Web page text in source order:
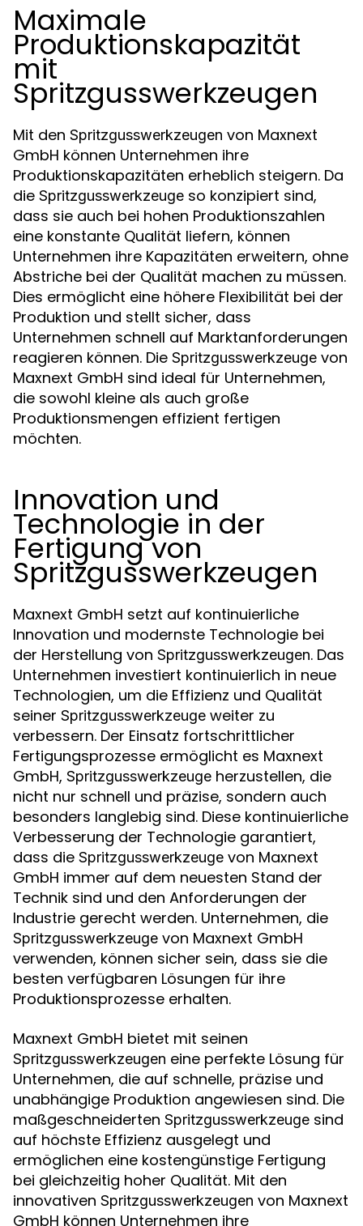
Maximale
Produktionskapazität
mit
Spritzgusswerkzeugen
Mit den Spritzgusswerkzeugen von Maxnext
GmbH können Unternehmen ihre
Produktionskapazitäten erheblich steigern. Da
die Spritzgusswerkzeuge so konzipiert sind,
dass sie auch bei hohen Produktionszahlen
eine konstante Qualität liefern, können
Unternehmen ihre Kapazitäten erweitern, ohne
Abstriche bei der Qualität machen zu müssen.
Dies ermöglicht eine höhere Flexibilität bei der
Produktion und stellt sicher, dass
Unternehmen schnell auf Marktanforderungen
reagieren können. Die Spritzgusswerkzeuge von
Maxnext GmbH sind ideal für Unternehmen,
die sowohl kleine als auch große
Produktionsmengen effizient fertigen
möchten.
Innovation und
Technologie in der
Fertigung von
Spritzgusswerkzeugen
Maxnext GmbH setzt auf kontinuierliche
Innovation und modernste Technologie bei
der Herstellung von Spritzgusswerkzeugen. Das
Unternehmen investiert kontinuierlich in neue
Technologien, um die Effizienz und Qualität
seiner Spritzgusswerkzeuge weiter zu
verbessern. Der Einsatz fortschrittlicher
Fertigungsprozesse ermöglicht es Maxnext
GmbH, Spritzgusswerkzeuge herzustellen, die
nicht nur schnell und präzise, sondern auch
besonders langlebig sind. Diese kontinuierliche
Verbesserung der Technologie garantiert,
dass die Spritzgusswerkzeuge von Maxnext
GmbH immer auf dem neuesten Stand der
Technik sind und den Anforderungen der
Industrie gerecht werden. Unternehmen, die
Spritzgusswerkzeuge von Maxnext GmbH
verwenden, können sicher sein, dass sie die
besten verfügbaren Lösungen für ihre
Produktionsprozesse erhalten.
Maxnext GmbH bietet mit seinen
Spritzgusswerkzeugen eine perfekte Lösung für
Unternehmen, die auf schnelle, präzise und
unabhängige Produktion angewiesen sind. Die
maßgeschneiderten Spritzgusswerkzeuge sind
auf höchste Effizienz ausgelegt und
ermöglichen eine kostengünstige Fertigung
bei gleichzeitig hoher Qualität. Mit den
innovativen Spritzgusswerkzeugen von Maxnext
GmbH können Unternehmen ihre